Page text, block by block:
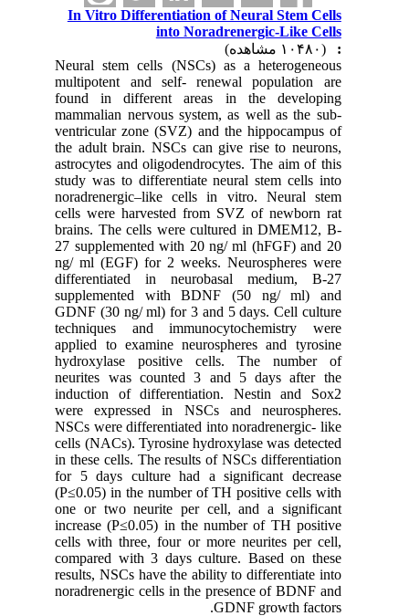
In Vitro Differentiation of Neural Stem Cells
into Noradrenergic-Like Cells
Neural stem cells (NSCs) as a heterogeneous
multipotent and self- renewal population are
found in different areas in the developing
mammalian nervous system, as well as the sub-
ventricular zone (SVZ) and the hippocampus of
the adult brain. NSCs can give rise to neurons,
astrocytes and oligodendrocytes. The aim of this
study was to differentiate neural stem cells into
noradrenergic–like cells in vitro. Neural stem
cells were harvested from SVZ of newborn rat
brains. The cells were cultured in DMEM12, B-
27 supplemented with 20 ng/ ml (hFGF) and 20
ng/ ml (EGF) for 2 weeks. Neurospheres were
differentiated in neurobasal medium, B-27
supplemented with BDNF (50 ng/ ml) and
GDNF (30 ng/ ml) for 3 and 5 days. Cell culture
techniques and immunocytochemistry were
applied to examine neurospheres and tyrosine
hydroxylase positive cells. The number of
neurites was counted 3 and 5 days after the
induction of differentiation. Nestin and Sox2
were expressed in NSCs and neurospheres.
NSCs were differentiated into noradrenergic- like
cells (NACs). Tyrosine hydroxylase was detected
in these cells. The results of NSCs differentiation
for 5 days culture had a significant decrease
(P≤0.05) in the number of TH positive cells with
one or two neurite per cell, and a significant
increase (P≤0.05) in the number of TH positive
cells with three, four or more neurites per cell,
compared with 3 days culture. Based on these
results, NSCs have the ability to differentiate into
noradrenergic cells in the presence of BDNF and
GDNF growth factors.